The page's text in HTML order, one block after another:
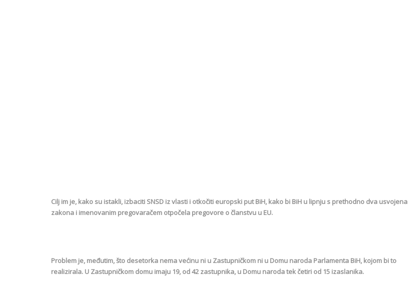
Cilj im je, kako su istakli, izbaciti SNSD iz vlasti i otkočiti europski put BiH, kako bi BiH u lipnju s prethodno dva usvojena
zakona i imenovanim pregovaračem otpočela pregovore o članstvu u EU.
Problem je, međutim, što desetorka nema većinu ni u Zastupničkom ni u Domu naroda Parlamenta BiH, kojom bi to
realizirala. U Zastupničkom domu imaju 19, od 42 zastupnika, u Domu naroda tek četiri od 15 izaslanika.